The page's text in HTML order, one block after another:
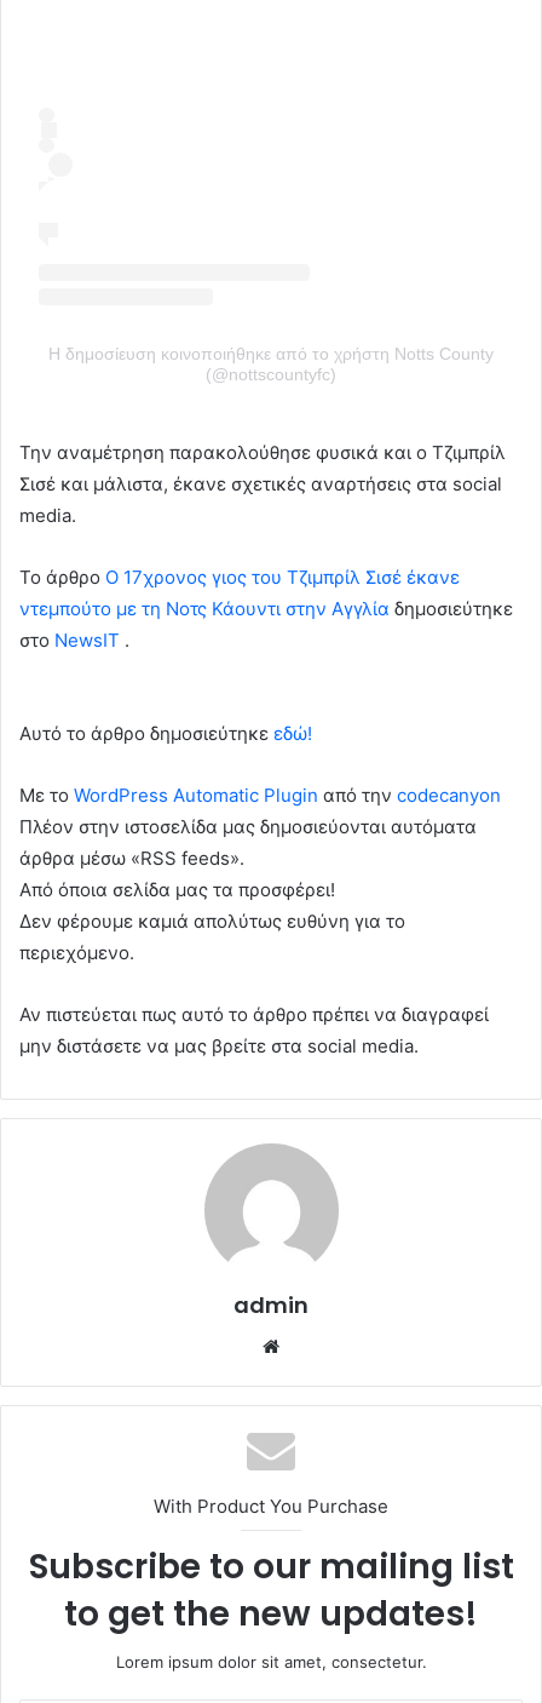
Η δημοσίευση κοινοποιήθηκε από το χρήστη Notts County
(@nottscountyfc)
Την αναμέτρηση παρακολούθησε φυσικά και ο Τζιμπρίλ
Σισέ και μάλιστα, έκανε σχετικές αναρτήσεις στα social
media.
To άρθρο Ο 17χρονος γιος του Τζιμπρίλ Σισέ έκανε
ντεμπούτο με τη Νοτς Κάουντι στην Αγγλία δημοσιεύτηκε
στο NewsIT .
Αυτό το άρθρο δημοσιεύτηκε εδώ!
Με το WordPress Automatic Plugin από την codecanyon
Πλέον στην ιστοσελίδα μας δημοσιεύονται αυτόματα
άρθρα μέσω «RSS feeds».
Από όποια σελίδα μας τα προσφέρει!
Δεν φέρουμε καμιά απολύτως ευθύνη για το
περιεχόμενο.
Αν πιστεύεται πως αυτό το άρθρο πρέπει να διαγραφεί
μην διστάσετε να μας βρείτε στα social media.
admin
With Product You Purchase
Subscribe to our mailing list
to get the new updates!
Lorem ipsum dolor sit amet, consectetur.